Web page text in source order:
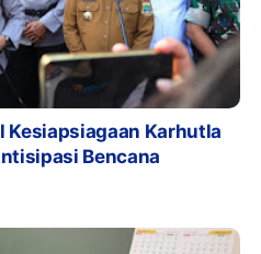
Kesiapsiagaan Karhutla
Bencana